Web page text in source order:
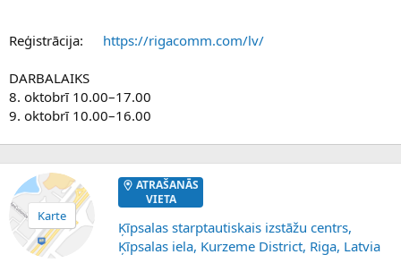
Reģistrācija: https://rigacomm.com/lv/
DARBALAIKS
8. oktobrī 10.00–17.00
9. oktobrī 10.00–16.00
Karte
ATRAŠANĀS
VIETA
Ķīpsalas starptautiskais izstāžu centrs,
Ķīpsalas iela, Kurzeme District, Riga, Latvia